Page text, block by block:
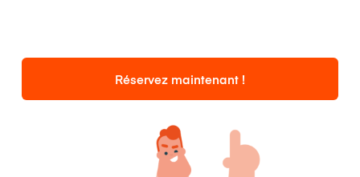
Réservez maintenant !